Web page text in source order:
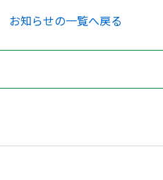
お知らせの一覧へ戻る